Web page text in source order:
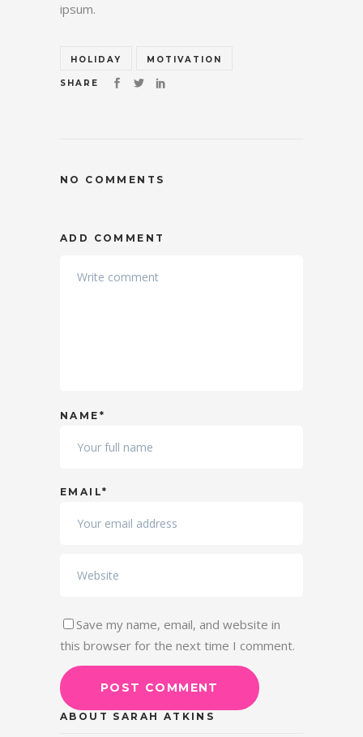
ipsum.
HOLIDAY MOTIVATION
SHARE
NO COMMENTS
ADD COMMENT
NAME*
EMAIL*
Save my name, email, and website in
this browser for the next time I comment.
ABOUT SARAH ATKINS